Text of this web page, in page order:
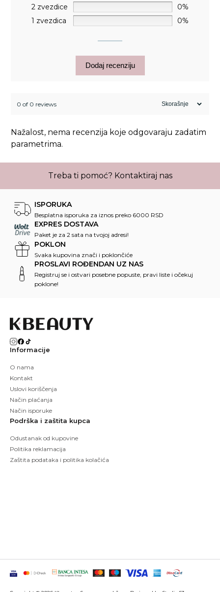
2 zvezdice
0%
1 zvezdica
0%
Dodaj recenziju
0 of 0 reviews
Nažalost, nema recenzija koje odgovaraju zadatim
parametrima.
Treba ti pomoć? Kontaktiraj nas
ISPORUKA
Besplatna isporuka za iznos preko 6000 RSD
EXPRES DOSTAVA
Paket je za 2 sata na tvojoj adresi!
POKLON
Svaka kupovina znači i poklončiće
PROSLAVI ROĐENDAN UZ NAS
Registruj se i ostvari posebne popuste, pravi liste i očekuj
poklone!
Informacije
O nama
Kontakt
Uslovi koriščenja
Način plaćanja
Način isporuke
Podrška i zaštita kupca
Odustanak od kupovine
Politika reklamacija
Zaštita podataka i politika kolačića